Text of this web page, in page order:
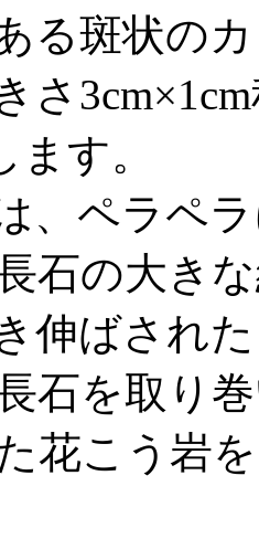
る斑状の
さ
ます。
、ペラペ
石の大き
伸ばされ
石を取り
花こう岩